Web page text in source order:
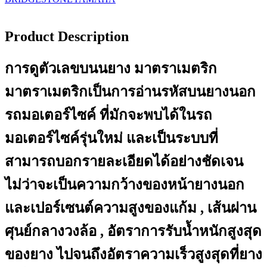
Product Description
การดูตัวเลขบนนยาง มาตราเมตริก
มาตราเมตริกเป็นการอ่านรหัสบนยางนอก
รถมอเตอร์ไซค์ ที่มักจะพบได้ในรถ
มอเตอร์ไซค์รุ่นใหม่ และเป็นระบบที่
สามารถบอกรายละเอียดได้อย่างชัดเจน
ไม่ว่าจะเป็นความกว้างของหน้ายางนอก
และเปอร์เซนต์ความสูงของแก้ม , เส้นผ่าน
ศุนย์กลางวงล้อ , อัตราการรับน้ำหนักสูงสุด
ของยาง ไปจนถึงอัตราความเร็วสูงสุดที่ยาง